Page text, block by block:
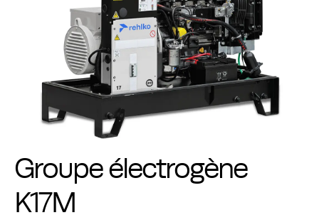
Groupe électrogène
K17M